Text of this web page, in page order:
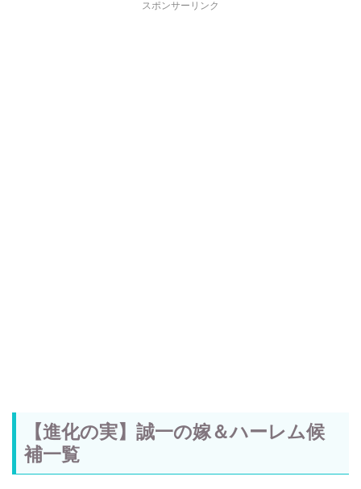
スポンサーリンク
【進化の実】誠一の嫁＆ハーレム候
補一覧